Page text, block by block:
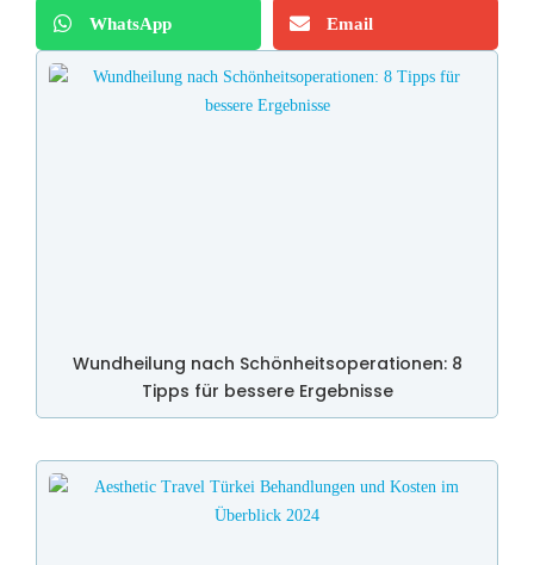
WhatsApp Email
Wundheilung nach Schönheitsoperationen: 8
Tipps für bessere Ergebnisse